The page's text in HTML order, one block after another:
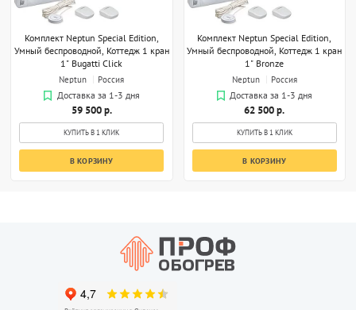
Комплект Neptun Special Edition,
Умный беспроводной, Коттедж 1 кран
1" Bugatti Click
Neptun
Россия
Доставка за 1-3 дня
59 500 р.
КУПИТЬ В 1 КЛИК
В КОРЗИНУ
Комплект Neptun Special Edition,
Умный беспроводной, Коттедж 1 кран
1" Bronze
Neptun
Россия
Доставка за 1-3 дня
62 500 р.
КУПИТЬ В 1 КЛИК
В КОРЗИНУ